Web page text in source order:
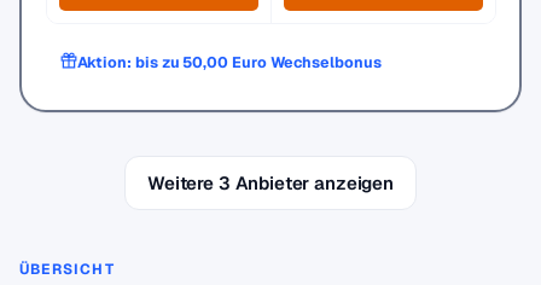
Aktion: bis zu 50,00 Euro Wechselbonus
Weitere 3 Anbieter anzeigen
ÜBERSICHT